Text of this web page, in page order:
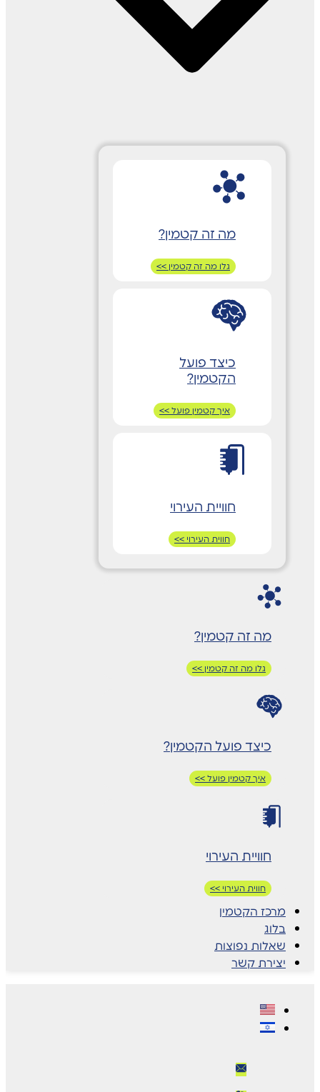
מה זה קטמין?
גלו מה זה קטמין >>
כיצד פועל
הקטמין?
איך קטמין פועל >>
חוויית העירוי
חווית העירוי >>
מה זה קטמין?
גלו מה זה קטמין >>
כיצד פועל הקטמין?
איך קטמין פועל >>
חוויית העירוי
חווית העירוי >>
מרכז הקטמין
בלוג
שאלות נפוצות
יצירת קשר